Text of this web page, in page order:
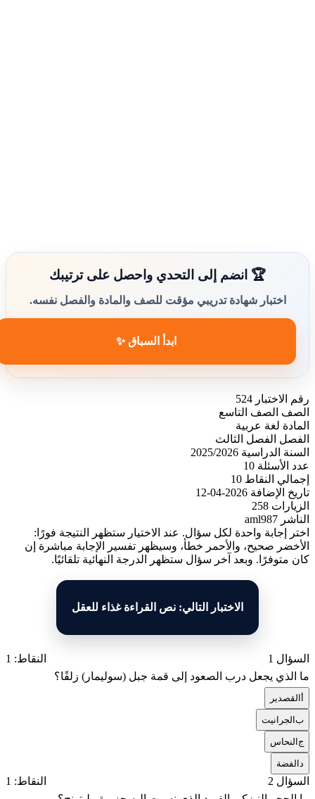
🏆 انضم إلى التحدي واحصل على ترتيبك
اختبار شهادة تدريبي مؤقت للصف والمادة والفصل نفسه.
ابدأ السباق ✨
رقم الاختبار 524
الصف
الصف التاسع
المادة لغة عربية
الفصل
الفصل الثالث
السنة الدراسية 2025/2026
عدد الأسئلة 10
إجمالي النقاط 10
تاريخ الإضافة 2026-04-12
الزيارات 258
الناشر aml987
اختر إجابة واحدة لكل سؤال. عند الاختيار ستظهر النتيجة فورًا:
الأخضر صحيح، والأحمر خطأ، وسيظهر تفسير الإجابة مباشرة إن
كان متوفرًا. وبعد آخر سؤال ستظهر الدرجة النهائية تلقائيًا.
الاختبار التالي: نص القراءة غذاء للعقل
السؤال 1
النقاط: 1
ما الذي يجعل درب الصعود إلى قمة جبل (سوليمار) زلقًا؟
القصدير
بالجرانيت
جالنحاس
الفضة
السؤال 2
النقاط: 1